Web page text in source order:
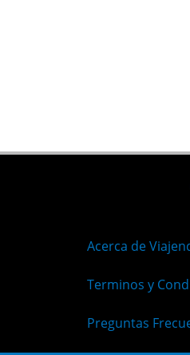
Acerca de
Terminos y
Preguntas